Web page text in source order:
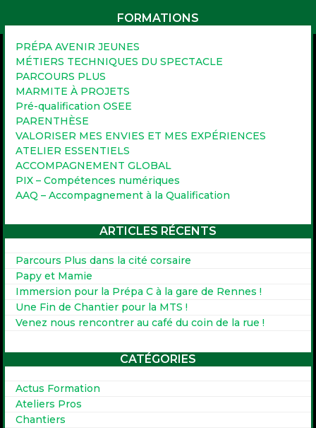
Venez nous rencontrer au café du coin de la
FORMATIONS
PRÉPA AVENIR JEUNES
MÉTIERS TECHNIQUES DU SPECTACLE
PARCOURS PLUS
MARMITE À PROJETS
Pré-qualification OSEE
PARENTHÈSE
VALORISER MES ENVIES ET MES EXPÉRIENCES
ATELIER ESSENTIELS
ACCOMPAGNEMENT GLOBAL
PIX – Compétences numériques
AAQ – Accompagnement à la Qualification
ARTICLES RÉCENTS
Parcours Plus dans la cité corsaire
Papy et Mamie
Immersion pour la Prépa C à la gare de Rennes !
Une Fin de Chantier pour la MTS !
Venez nous rencontrer au café du coin de la rue !
CATÉGORIES
Actus Formation
Ateliers Pros
Chantiers